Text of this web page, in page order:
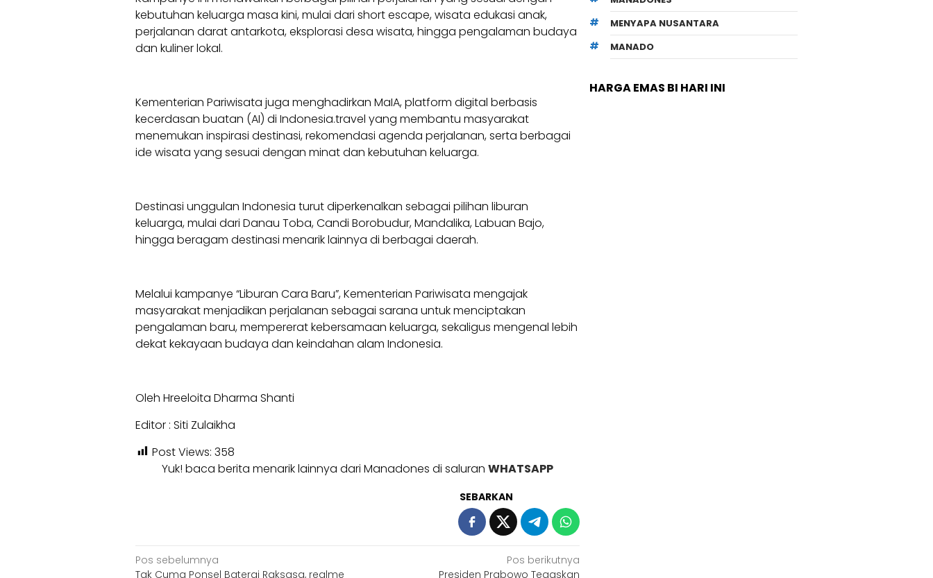
kebutuhan keluarga masa kini, mulai dari short escape, wisata edukasi anak,
perjalanan darat antarkota, eksplorasi desa wisata, hingga pengalaman budaya
dan kuliner lokal.
Kementerian Pariwisata juga menghadirkan MaIA, platform digital berbasis
kecerdasan buatan (AI) di Indonesia.travel yang membantu masyarakat
menemukan inspirasi destinasi, rekomendasi agenda perjalanan, serta berbagai
ide wisata yang sesuai dengan minat dan kebutuhan keluarga.
Destinasi unggulan Indonesia turut diperkenalkan sebagai pilihan liburan
keluarga, mulai dari Danau Toba, Candi Borobudur, Mandalika, Labuan Bajo,
hingga beragam destinasi menarik lainnya di berbagai daerah.
Melalui kampanye “Liburan Cara Baru”, Kementerian Pariwisata mengajak
masyarakat menjadikan perjalanan sebagai sarana untuk menciptakan
pengalaman baru, mempererat kebersamaan keluarga, sekaligus mengenal lebih
dekat kekayaan budaya dan keindahan alam Indonesia.
Oleh Hreeloita Dharma Shanti
Editor : Siti Zulaikha
Post Views: 358
Yuk! baca berita menarik lainnya dari Manadones di saluranWHATSAPP
SEBARKAN
Navigasi
Pos sebelumnya
Tak Cuma Ponsel Baterai Raksasa, realme
Pos berikutnya
Presiden Prabowo Tegaskan
MENYAPA NUSANTARA
MANADO
HARGA EMAS BI HARI INI